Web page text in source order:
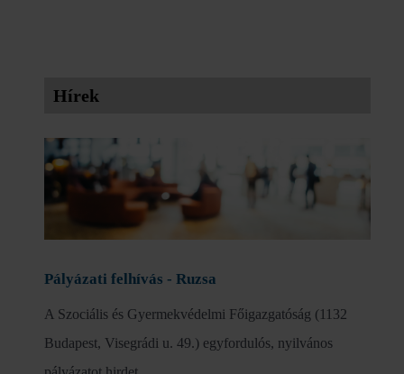
Hírek
Pályázati felhívás - Ruzsa
A Szociális és Gyermekvédelmi Főigazgatóság (1132
Budapest, Visegrádi u. 49.) egyfordulós, nyilvános